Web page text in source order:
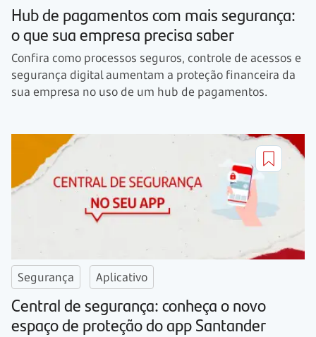
Hub de pagamentos com mais segurança:
o que sua empresa precisa saber
Confira como processos seguros, controle de acessos e
segurança digital aumentam a proteção financeira da
sua empresa no uso de um hub de pagamentos.
Segurança Aplicativo
Central de segurança: conheça o novo
espaço de proteção do app Santander